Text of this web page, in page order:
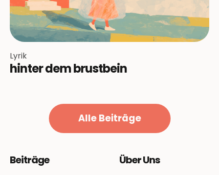
Lyrik
hinter dem brustbein
Alle Beiträge
Beiträge Über Uns